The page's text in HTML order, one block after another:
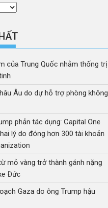
của Trung Quốc nhằm thống trị
Âu do dự hỗ trợ phòng không
phản tác dụng: Capital One
lý do đóng hơn 300 tài khoản
mỏ vàng trở thành gánh nặng
Đức
Gaza do ông Trump hậu